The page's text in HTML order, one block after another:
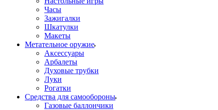
Часы
Зажигалки
Шкатулки
Макеты
Метательное оружие
Аксессуары
Арбалеты
Духовые трубки
Луки
Рогатки
Средства для самообороны
Газовые баллончики